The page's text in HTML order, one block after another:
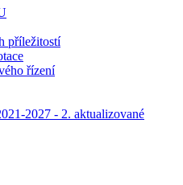
příležitostí
řízení
2027 - 2. aktualizované